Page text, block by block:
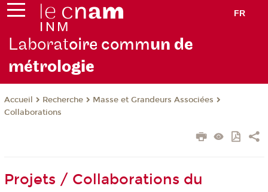
FR
Laboratoire commun de
métrologie
Accueil Recherche
Masse et Grandeurs Associées
Collaborations
Projets / Collaborations du